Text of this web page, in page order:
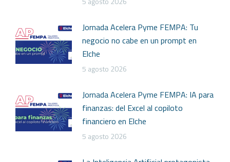
Jornada Acelera Pyme FEMPA: Tu
negocio no cabe en un prompt en
Elche
5 agosto 2026
Jornada Acelera Pyme FEMPA: IA para
finanzas: del Excel al copiloto
financiero en Elche
5 agosto 2026